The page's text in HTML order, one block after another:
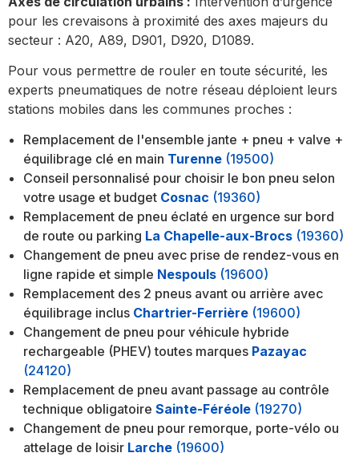
pour les crevaisons à proximité des axes majeurs du
secteur : A20, A89, D901, D920, D1089.
Pour vous permettre de rouler en toute sécurité, les
experts pneumatiques de notre réseau déploient leurs
stations mobiles dans les communes proches :
Remplacement de l'ensemble jante + pneu + valve +
équilibrage clé en main Turenne (19500)
Conseil personnalisé pour choisir le bon pneu selon
votre usage et budget Cosnac (19360)
Remplacement de pneu éclaté en urgence sur bord
de route ou parking La Chapelle-aux-Brocs (19360)
Changement de pneu avec prise de rendez-vous en
ligne rapide et simple Nespouls (19600)
Remplacement des 2 pneus avant ou arrière avec
équilibrage inclus Chartrier-Ferrière (19600)
Changement de pneu pour véhicule hybride
rechargeable (PHEV) toutes marques Pazayac
(24120)
Remplacement de pneu avant passage au contrôle
technique obligatoire Sainte-Féréole (19270)
Changement de pneu pour remorque, porte-vélo ou
attelage de loisir Larche (19600)